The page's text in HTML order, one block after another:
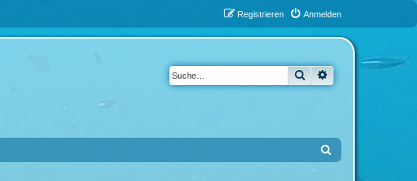
Anmelden
Registrieren
Suche